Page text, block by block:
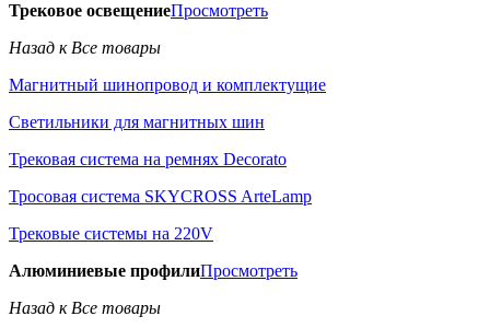
Трековое освещениеПросмотреть
Назад к Все товары
Магнитный шинопровод и комплектущие
Светильники для магнитных шин
Трековая система на ремнях Decorato
Тросовая система SKYCROSS ArteLamp
Трековые системы на 220V
Алюминиевые профилиПросмотреть
Назад к Все товары